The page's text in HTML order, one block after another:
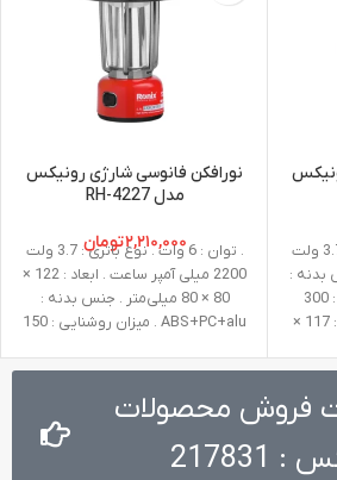
. توان : 5 وات . نوع باتری : 3.7 ولت
بدنه :
ABS+PC . میزان روشنایی : 300
لومن . وزن :162 گرم . ابعاد : 117 ×
. کشور
کابل
نورافکن فانوسی شارژی رونیکس
مدل RH-4227
۲,۲۱۰,۰۰۰تومان
. توان : 6 وات . نوع باتری : 3.7 ولت
2200 میلی آمپر ساعت . ابعاد : 122 ×
80 × 80 میلی‌متر . جنس بدنه :
ABS+PC+alu . میزان روشنایی : 150
اصالت و سلامت فیزیکی کالا . کشور
سازنده : چین . اقلام همراه : کابل
TYPE C, کابل USB 50 سانتی متری
فروش محصولات